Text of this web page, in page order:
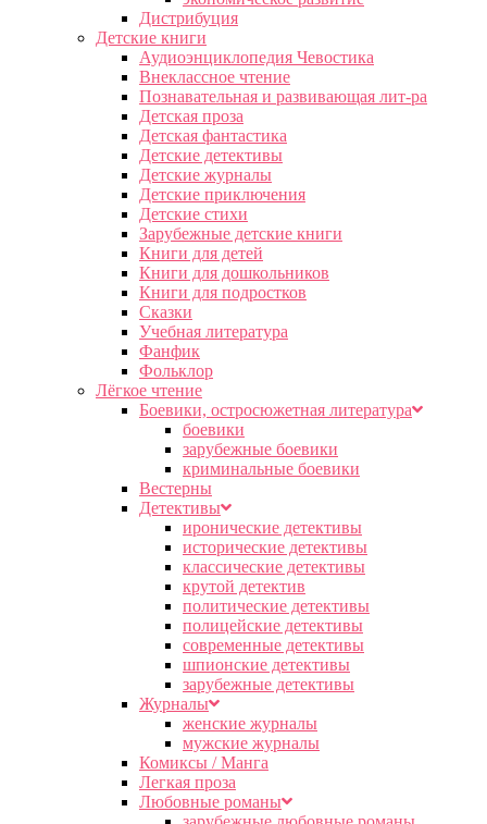
Дистрибуция
Детские книги
Аудиоэнциклопедия Чевостика
Внеклассное чтение
Познавательная и развивающая лит-ра
Детская проза
Детская фантастика
Детские детективы
Детские журналы
Детские приключения
Детские стихи
Зарубежные детские книги
Книги для детей
Книги для дошкольников
Книги для подростков
Сказки
Учебная литература
Фанфик
Фольклор
Лёгкое чтение
Боевики, остросюжетная литература
боевики
зарубежные боевики
криминальные боевики
Вестерны
Детективы
иронические детективы
исторические детективы
классические детективы
крутой детектив
политические детективы
полицейские детективы
современные детективы
шпионские детективы
зарубежные детективы
Журналы
женские журналы
мужские журналы
Комиксы / Манга
Легкая проза
Любовные романы